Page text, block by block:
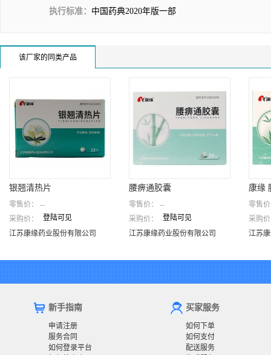
执行标准： 中国药典2020年版一部
该厂家的同类产品
银翘清热片
江苏康缘药业股份有限公司
银翘清热片
零售价：
--
采购价：
登陆可见
江苏康缘药业股份有限公司
腰痹通胶囊
江苏康缘药业股份有限公司
腰痹通胶囊
零售价：
--
采购价：
登陆可见
江苏康缘药业股份有限公司
康缘
江苏
康缘
零售
采购
江苏
新手指南
申请注册
服务合同
如何登录平台
买家服务
如何下单
如何支付
配送服务